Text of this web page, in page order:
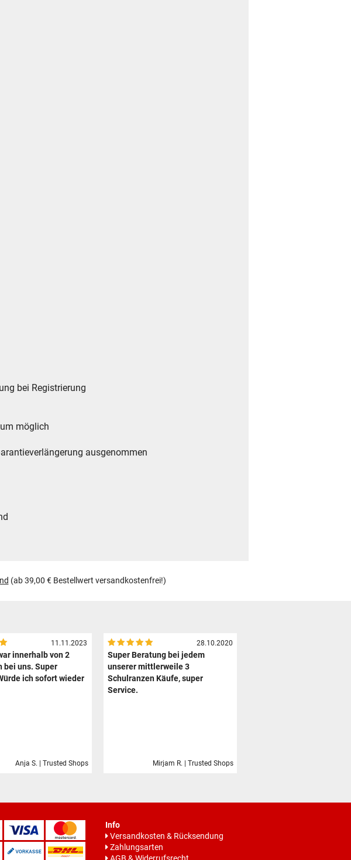
bei Registrierung
möglich
ausgenommen
(ab 39,00 € Bestellwert versandkostenfrei!)
11.11.2023
innerhalb von 2
bei uns. Super
ich sofort wieder
Anja S. | Trusted Shops
28.10.2020
Super Beratung bei jedem
unserer mittlerweile 3
Schulranzen Käufe, super
Service.
Mirjam R. | Trusted Shops
Info
Versandkosten & Rücksendung
Zahlungsarten